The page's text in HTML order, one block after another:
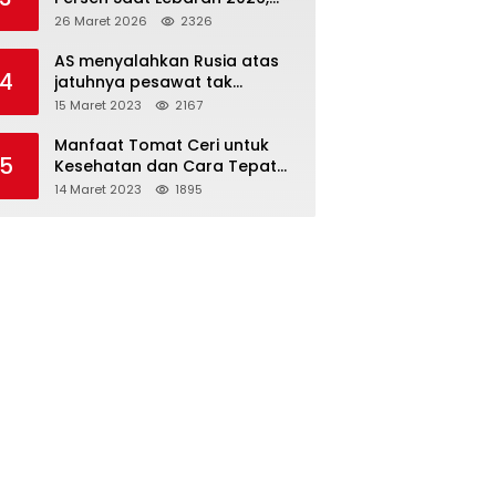
Indosat Buktikan Jaringan
Pemudik
26 Maret 2026 2326
4
AS menyalahkan Rusia atas
jatuhnya pesawat tak
berawak di Laut Hitam,
15 Maret 2023 2167
5
Manfaat Tomat Ceri untuk
Kesehatan dan Cara Tepat
Mengonsumsinya
14 Maret 2023 1895